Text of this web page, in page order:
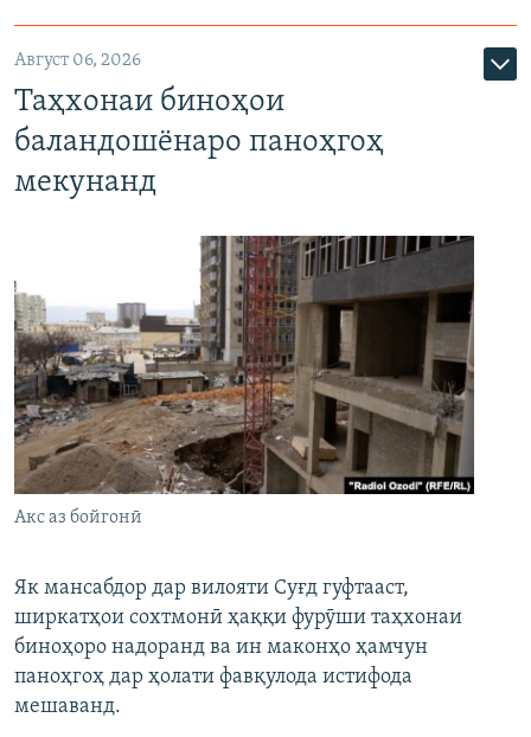
Август 06, 2026
Таҳхонаи биноҳои
баландошёнаро паноҳгоҳ
мекунанд
Акс аз бойгонӣ
Як мансабдор дар вилояти Суғд гуфтааст,
ширкатҳои сохтмонӣ ҳаққи фурӯши таҳхонаи
биноҳоро надоранд ва ин маконҳо ҳамчун
паноҳгоҳ дар ҳолати фавқулода истифода
мешаванд.